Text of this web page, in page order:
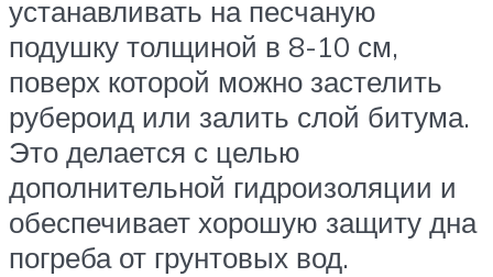
устанавливать на песчаную
подушку толщиной в 8-10 см,
поверх которой можно застелить
рубероид или залить слой битума.
Это делается с целью
дополнительной гидроизоляции и
обеспечивает хорошую защиту дна
погреба от грунтовых вод.